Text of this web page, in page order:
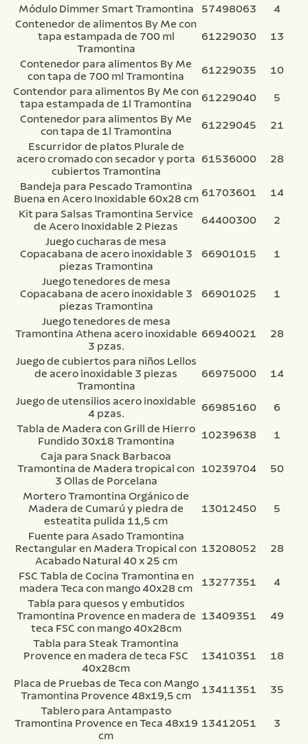
Módulo Dimmer Smart Tramontina
57498063
4
Contenedor de alimentos By Me con
tapa estampada de 700 ml
Tramontina
61229030 13
Contenedor para alimentos By Me
con tapa de 700 ml Tramontina
61229035
10
Contendor para alimentos By Me con
tapa estampada de 1l Tramontina
61229040
5
Contenedor para alimentos By Me
con tapa de 1l Tramontina
61229045
21
Escurridor de platos Plurale de
acero cromado con secador y porta
cubiertos Tramontina
61536000 28
Bandeja para Pescado Tramontina
Buena en Acero Inoxidable 60x28 cm
61703601
14
Kit para Salsas Tramontina Service
de Acero Inoxidable 2 Piezas
64400300
2
Juego cucharas de mesa
Copacabana de acero inoxidable 3
piezas Tramontina
66901015 1
Juego tenedores de mesa
Copacabana de acero inoxidable 3
piezas Tramontina
66901025 1
Juego tenedores de mesa
Tramontina Athena acero inoxidable
3 pzas.
66940021 28
Juego de cubiertos para niños Lellos
de acero inoxidable 3 piezas
Tramontina
66975000 14
Juego de utensilios acero inoxidable
4 pzas.
66985160
6
Tabla de Madera con Grill de Hierro
Fundido 30x18 Tramontina
10239638
1
Caja para Snack Barbacoa
Tramontina de Madera tropical con
3 Ollas de Porcelana
10239704 50
Mortero Tramontina Orgánico de
Madera de Cumarú y piedra de
esteatita pulida 11,5 cm
13012450 5
Fuente para Asado Tramontina
Rectangular en Madera Tropical con
Acabado Natural 40 x 25 cm
13208052 28
FSC Tabla de Cocina Tramontina en
madera Teca con mango 40x28 cm
13277351
4
Tabla para quesos y embutidos
Tramontina Provence en madera de
teca FSC con mango 40x28cm
13409351 49
Tabla para Steak Tramontina
Provence en madera de teca FSC
40x28cm
13410351 18
Placa de Pruebas de Teca con Mango
Tramontina Provence 48x19,5 cm
13411351
35
Tablero para Antampasto
Tramontina Provence en Teca 48x19
cm
13412051 3